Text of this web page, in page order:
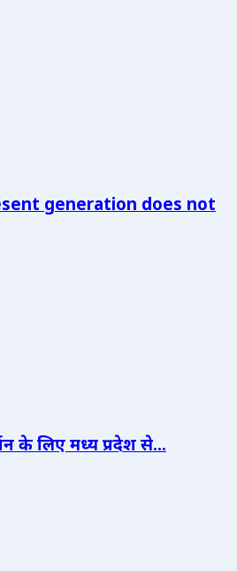
generation does not
के लिए मध्य प्रदेश से...